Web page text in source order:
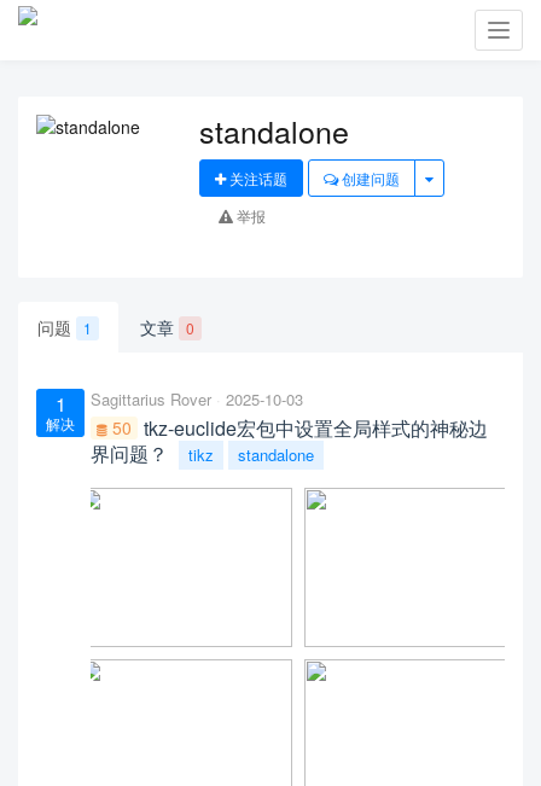
standalone
关注话题
创建问题
举报
问题 1 文章 0
1
解决
Sagittarius Rover 2025-10-03
50 tkz-euclide宏包中设置全局样式的神秘边
界问题？
tikz standalone